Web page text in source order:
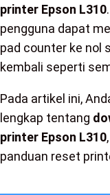
printer Epson L310
pengguna dapat
pad counter ke nol
kembali seperti
Pada artikel ini,
lengkap tentang
printer Epson L310
panduan reset